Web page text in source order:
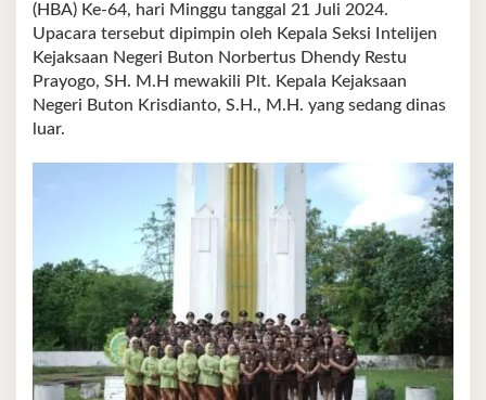
(HBA) Ke-64, hari Minggu tanggal 21 Juli 2024.
Upacara tersebut dipimpin oleh Kepala Seksi Intelijen
Kejaksaan Negeri Buton Norbertus Dhendy Restu
Prayogo, SH. M.H mewakili Plt. Kepala Kejaksaan
Negeri Buton Krisdianto, S.H., M.H. yang sedang dinas
luar.